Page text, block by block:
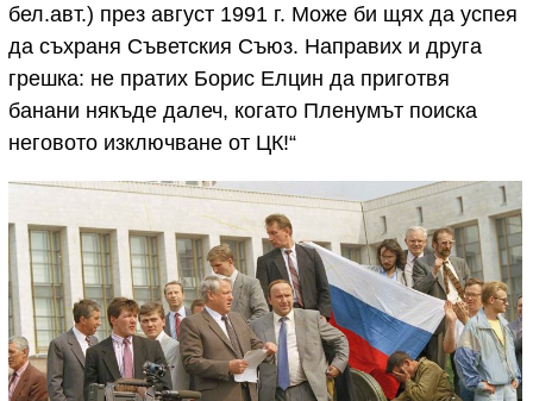
бел.авт.) през август 1991 г. Може би щях да успея
да съхраня Съветския Съюз. Направих и друга
грешка: не пратих Борис Елцин да приготвя
банани някъде далеч, когато Пленумът поиска
неговото изключване от ЦК!“